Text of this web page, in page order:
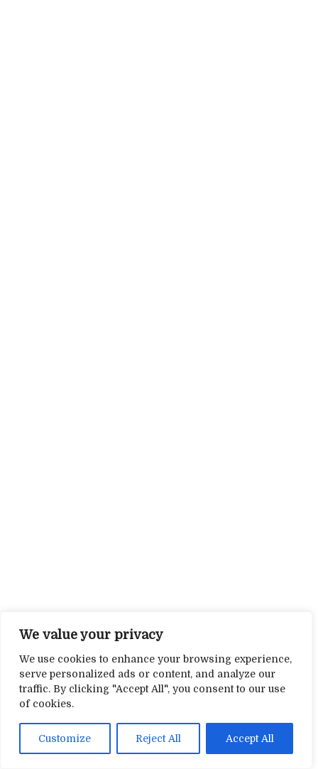
We value your privacy
We use cookies to enhance your browsing experience,
serve personalized ads or content, and analyze our
traffic. By clicking "Accept All", you consent to our use
of cookies.
Customize Reject All Accept All